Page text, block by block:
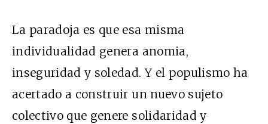
La paradoja es que esa misma
individualidad genera anomia,
inseguridad y soledad. Y el populismo ha
acertado a construir un nuevo sujeto
colectivo que genere solidaridad y